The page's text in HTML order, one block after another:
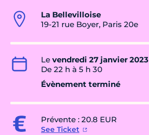
La Bellevilloise
19-21 rue Boyer, Paris 20e
Le vendredi 27 janvier 2023
De 22 h à 5 h 30
Évènement terminé
Prévente : 20.8 EUR
See Ticket